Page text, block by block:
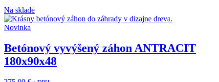
Na sklade
Novinka
Betónový vyvýšený záhon ANTRACIT
180x90x48